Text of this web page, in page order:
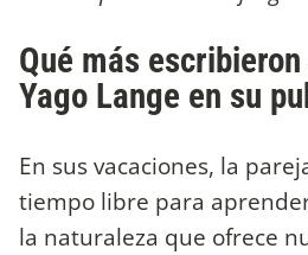
Qué más
Yago Lange en su
En sus vacaciones, la
tiempo libre para
la naturaleza que ofrece